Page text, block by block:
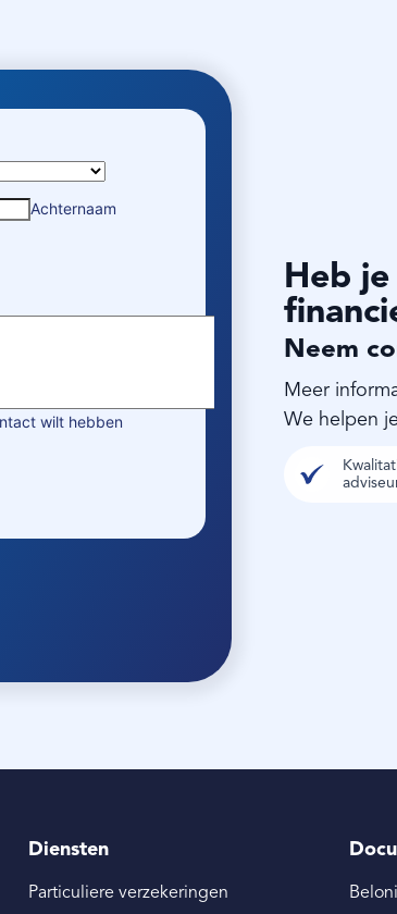
Heb
Neem
Meer
We helpen
Diensten
Particuliere verzekeringen